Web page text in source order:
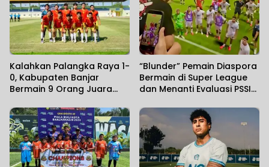
Kalahkan Palangka Raya 1-
0, Kabupaten Banjar
Bermain 9 Orang Juara
Pangdam XXII/KB 2026
“Blunder” Pemain Diaspora
Bermain di Super League
dan Menanti Evaluasi PSSI
AFF